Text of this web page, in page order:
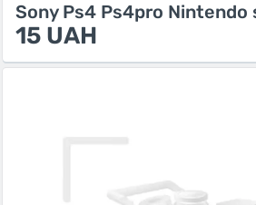
Sony Ps4 Ps4pro
15 UAH